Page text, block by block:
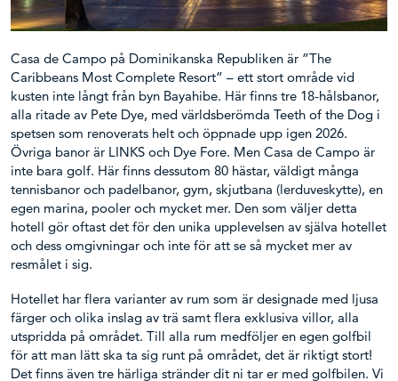
Casa de Campo på Dominikanska Republiken är ”The
Caribbeans Most Complete Resort” – ett stort område vid
kusten inte långt från byn Bayahibe. Här finns tre 18-hålsbanor,
alla ritade av Pete Dye, med världsberömda Teeth of the Dog i
spetsen som renoverats helt och öppnade upp igen 2026.
Övriga banor är LINKS och Dye Fore. Men Casa de Campo är
inte bara golf. Här finns dessutom 80 hästar, väldigt många
tennisbanor och padelbanor, gym, skjutbana (lerduveskytte), en
egen marina, pooler och mycket mer. Den som väljer detta
hotell gör oftast det för den unika upplevelsen av själva hotellet
och dess omgivningar och inte för att se så mycket mer av
resmålet i sig.
Hotellet har flera varianter av rum som är designade med ljusa
färger och olika inslag av trä samt flera exklusiva villor, alla
utspridda på området. Till alla rum medföljer en egen golfbil
för att man lätt ska ta sig runt på området, det är riktigt stort!
Det finns även tre härliga stränder dit ni tar er med golfbilen. Vi